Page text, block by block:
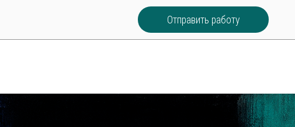
Отправить работу